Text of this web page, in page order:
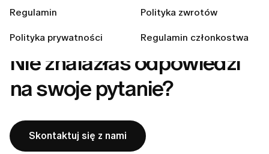
Regulamin Polityka zwrotów
Polityka prywatności Regulamin członkostwa
Nie znalazłaś odpowiedzi
na swoje pytanie?
Skontaktuj się z nami